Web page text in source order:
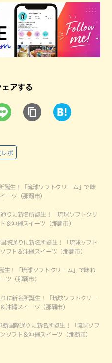
ェアする
ポ
誕生！「琉球ソフトクリーム」で味
ーツ（那覇市）
りに新名所誕生！「琉球ソフトクリ
＆沖縄スイーツ（那覇市）
際通りに新名所誕生！「琉球ソフト
フト＆沖縄スイーツ（那覇市）
生！「琉球ソフトクリーム」で味わ
ツ（那覇市）
に新名所誕生！「琉球ソフトクリー
沖縄スイーツ（那覇市）
覇国際通りに新名所誕生！「琉球ソフ
ソフト＆沖縄スイーツ（那覇市）